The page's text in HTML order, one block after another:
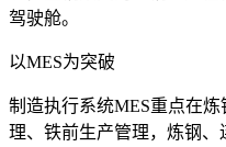
驾驶舱。
以MES为突破
制造执行系统MES重点在
理、铁前生产管理，炼钢、